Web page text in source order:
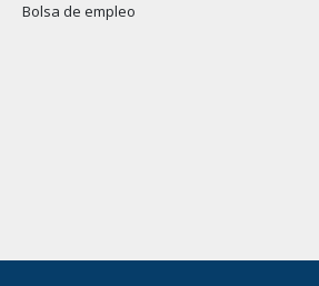
Bolsa de empleo